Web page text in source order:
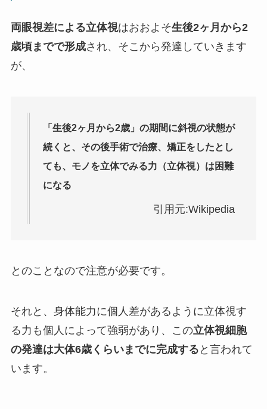
両眼視差による立体視はおおよそ生後2ヶ月から2
歳頃までで形成され、そこから発達していきます
が、
「生後2ヶ月から2歳」の期間に斜視の状態が
続くと、その後手術で治療、矯正をしたとし
ても、モノを立体でみる力（立体視）は困難
になる
引用元:Wikipedia
とのことなので注意が必要です。
それと、身体能力に個人差があるように立体視す
る力も個人によって強弱があり、この立体視細胞
の発達は大体6歳くらいまでに完成する と言われて
います。